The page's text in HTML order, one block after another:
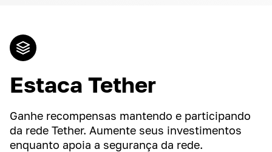
Estaca Tether
Ganhe recompensas mantendo e participando
da rede Tether. Aumente seus investimentos
enquanto apoia a segurança da rede.